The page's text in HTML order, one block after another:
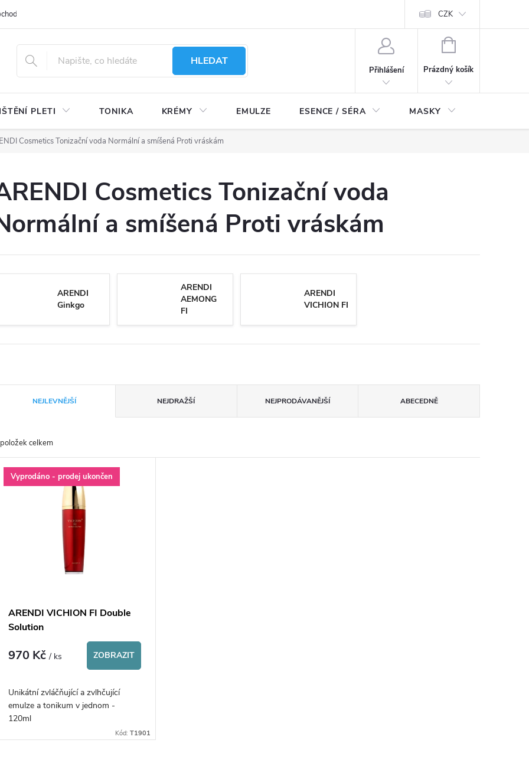
CZK
HLEDAT
Přihlášení
NÁKUPNÍ
Prázdný košík
PLETI TONIKA KRÉMY EMULZE ESENCE / SÉRA MASKY
Cosmetics Tonizační voda Normální a smíšená Proti vráskám
Cosmetics Tonizační voda
a smíšená Proti vráskám
ARENDI
Ginkgo
ARENDI
AEMONG
FI
ARENDI
VICHION FI
e
NEJLEVNĚJŠÍ NEJDRAŽŠÍ NEJPRODÁVANĚJŠÍ ABECEDNĚ
položek celkem
VVyprodáno - prodej ukončen
ARENDI VICHION FI Double
Solution
970 Kč/ ks ZOBRAZIT
Unikátní zvláčňující a zvlhčující
emulze a tonikum v jednom -
120ml
Kód:T1901